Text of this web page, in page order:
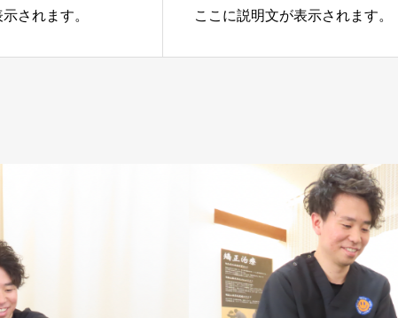
されます。 ここに説明文が表示されます。